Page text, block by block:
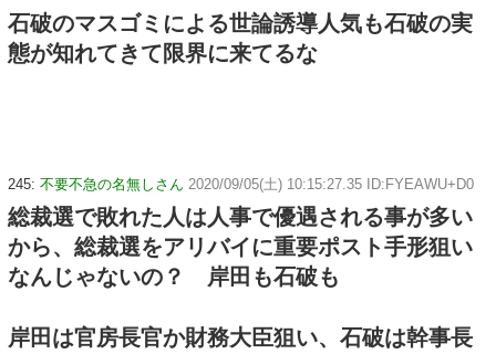
石破のマスゴミによる世論誘導人気も石破の実
態が知れてきて限界に来てるな
245: 不要不急の名無しさん 2020/09/05(土) 10:15:27.35 ID:FYEAWU+D0
総裁選で敗れた人は人事で優遇される事が多い
から、総裁選をアリバイに重要ポスト手形狙い
なんじゃないの？ 岸田も石破も
岸田は官房長官か財務大臣狙い、石破は幹事長